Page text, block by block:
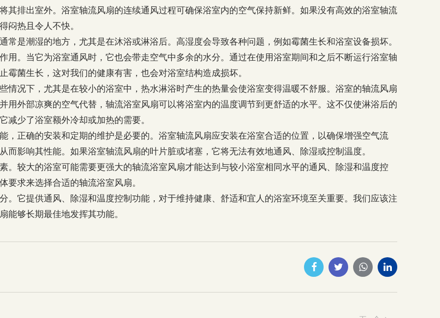
其排出室外。浴室轴流风扇的连续通风过程可确保浴室内的空气保持新鲜。如果没有高效的浴室轴流
闷热且令人不快。
常是潮湿的地方，尤其是在沐浴或淋浴后。高湿度会导致各种问题，例如霉菌生长和浴室设备损坏。
用。当它为浴室通风时，它也会带走空气中多余的水分。通过在使用浴室期间和之后不断运行浴室轴
霉菌生长，这对我们的健康有害，也会对浴室结构造成损坏。
情况下，尤其是在较小的浴室中，热水淋浴时产生的热量会使浴室变得温暖不舒服。浴室的轴流风扇
用外部凉爽的空气代替，轴流浴室风扇可以将浴室内的温度调节到更舒适的水平。这不仅使淋浴后的
减少了浴室额外冷却或加热的需要。
，正确的安装和定期的维护是必要的。浴室轴流风扇应安装在浴室合适的位置，以确保增强空气流
而影响其性能。如果浴室轴流风扇的叶片脏或堵塞，它将无法有效地通风、除湿或控制温度。
。较大的浴室可能需要更强大的轴流浴室风扇才能达到与较小浴室相同水平的通风、除湿和温度控
要求来选择合适的轴流浴室风扇。
。它提供通风、除湿和温度控制功能，对于维持健康、舒适和宜人的浴室环境至关重要。我们应该注
能够长期最佳地发挥其功能。